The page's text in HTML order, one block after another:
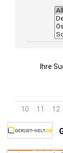
Ihre
10
11 12